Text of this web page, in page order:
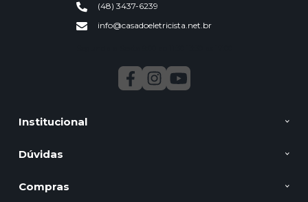
Institucional
Dúvidas
Compras
(48) 3437-6239
info@casadoeletricista.net.br